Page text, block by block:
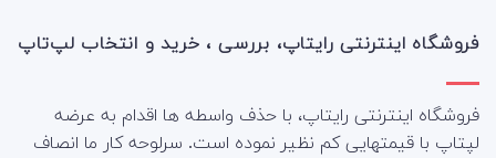
فروشگاه اینترنتی رایتاپ، بررسی ، خرید و انتخاب لپ‌تاپ
فروشگاه اینترنتی رایتاپ، با حذف واسطه ها اقدام به عرضه
لپتاپ با قیمتهایی کم نظیر نموده است. سرلوحه کار ما انصاف